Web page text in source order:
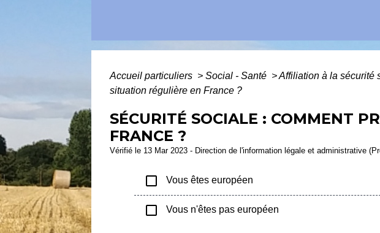
Accueil particuliers > Social - Santé > Affiliation à la sécurité
situation régulière en France ?
SÉCURITÉ SOCIALE : COMMENT
FRANCE ?
Vérifié le 13 Mar 2023 - Direction de l'information légale et administrative
check_box_outline_blank Vous êtes européen
check_box_outline_blank Vous n'êtes pas européen